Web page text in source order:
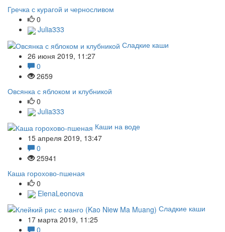
Гречка с курагой и черносливом
0
Julia333
Сладкие каши
26 июня 2019, 11:27
0
2659
Овсянка с яблоком и клубникой
0
Julia333
Каши на воде
15 апреля 2019, 13:47
0
25941
Каша горохово-пшеная
0
ElenaLeonova
Сладкие каши
17 марта 2019, 11:25
0